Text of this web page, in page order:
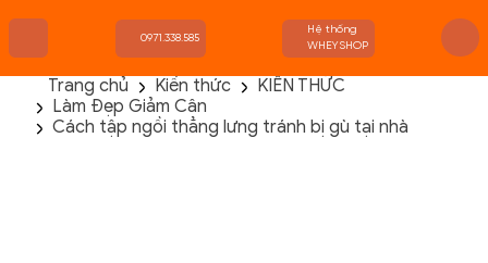
TRANG CHỦ
FLASH SALE
0971.338.585
Hệ thống
WHEYSHOP
Trang chủ Kiến thức
KIẾN THỨC
Làm Đẹp Giảm Cân
Cách tập ngồi thẳng lưng tránh bị gù tại nhà